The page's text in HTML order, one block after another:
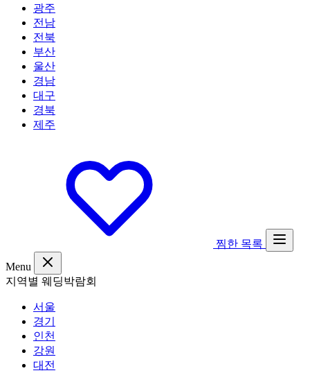
광주
전남
전북
부산
울산
경남
대구
경북
제주
찜한 목록
Menu
지역별 웨딩박람회
서울
경기
인천
강원
대전